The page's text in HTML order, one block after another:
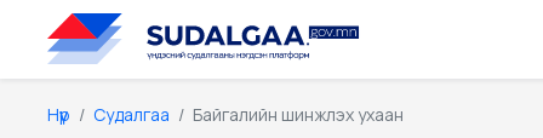
Нүүр Судалгаа Байгалийн шинжлэх ухаан